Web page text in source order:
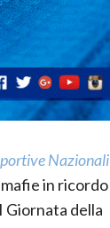
Nazionali
in ricordo
Giornata della